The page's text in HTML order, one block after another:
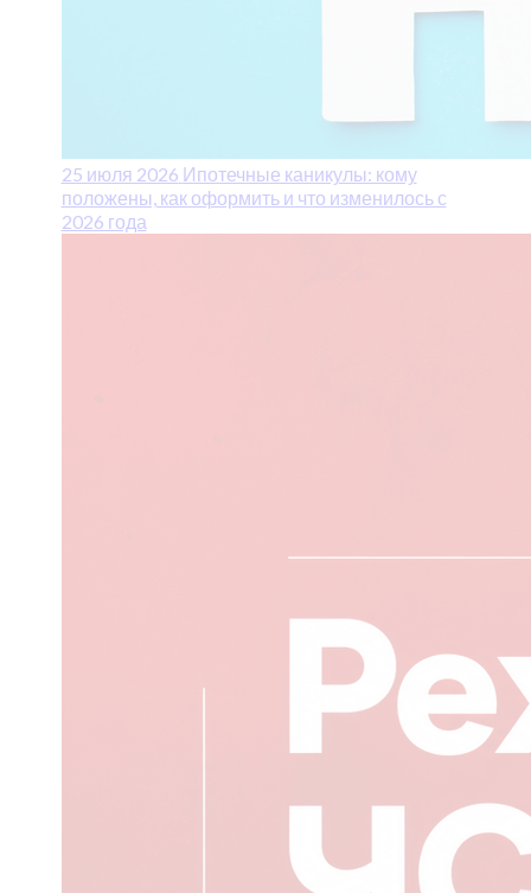
25 июля 2026 Ипотечные каникулы: кому
положены, как оформить и что изменилось с
2026 года